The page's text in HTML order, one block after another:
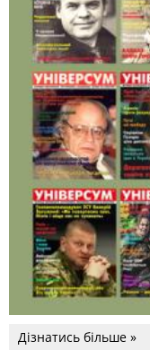
Дізнатись більше »